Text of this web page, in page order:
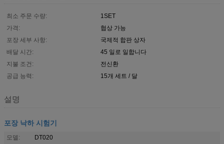
최소 주문 수량:
1SET
가격:
협상 가능
포장 세부 사항:
국제적 합판 상자
배달 시간:
45 일로 일합니다
지불 조건:
전신환
공급 능력:
15개 세트 / 달
설명
포장 낙하 시험기
모델:
DT020